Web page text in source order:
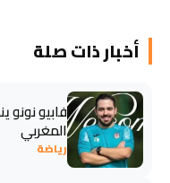
أخبار ذات صلة
فابيو نونو
المغربي
رياضة